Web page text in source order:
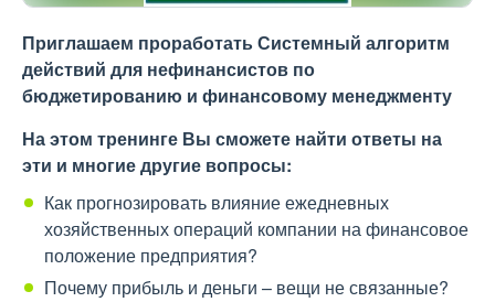
Приглашаем проработать Системный алгоритм
действий для нефинансистов по
бюджетированию и финансовому менеджменту
На этом тренинге Вы сможете найти ответы на
эти и многие другие вопросы:
Как прогнозировать влияние ежедневных
хозяйственных операций компании на финансовое
положение предприятия?
Почему прибыль и деньги – вещи не связанные?